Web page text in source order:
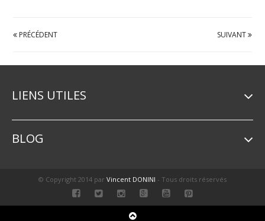
PRÉCÉDENT SUIVANT
LIENS UTILES
BLOG
© Copyright 2014 par Vincent DONINI - Tous droits réservés